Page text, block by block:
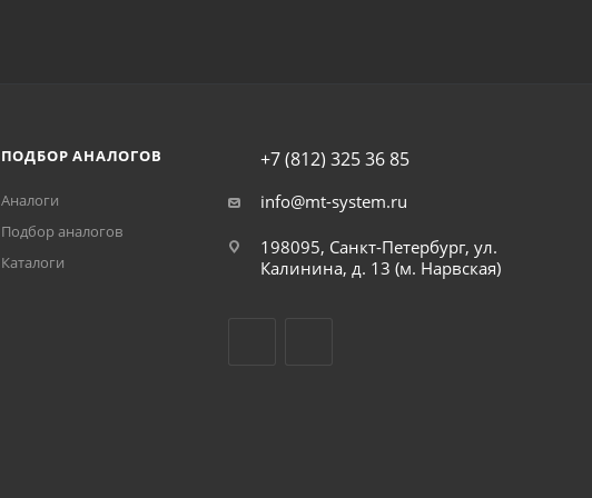
ПОДБОР АНАЛОГОВ
Аналоги
Подбор аналогов
Каталоги
+7 (812) 325 36 85
info@mt-system.ru
198095, Санкт-Петербург, ул.
Калинина, д. 13 (м. Нарвская)